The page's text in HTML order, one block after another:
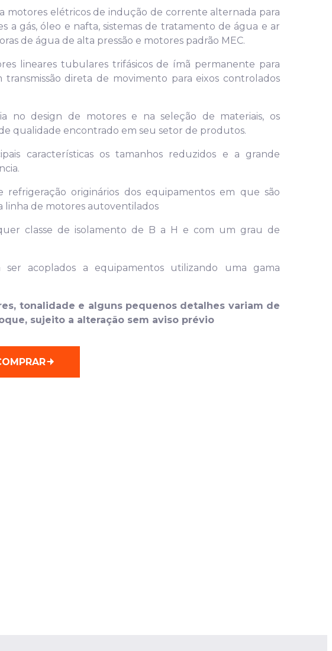
motores elétricos de indução de corrente alternada para
a gás, óleo e nafta, sistemas de tratamento de água e ar
de água de alta pressão e motores padrão MEC.
lineares tubulares trifásicos de ímã permanente para
transmissão direta de movimento para eixos controlados
no design de motores e na seleção de materiais, os
qualidade encontrado em seu setor de produtos.
características os tamanhos reduzidos e a grande
refrigeração originários dos equipamentos em que são
linha de motores autoventilados
classe de isolamento de B a H e com um grau de
acoplados a equipamentos utilizando uma gama
tonalidade e alguns pequenos detalhes variam de
sujeito a alteração sem aviso prévio